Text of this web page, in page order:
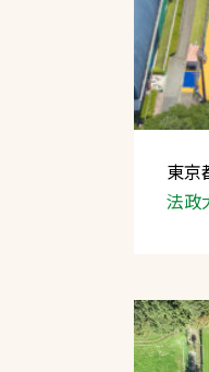
文
東京
法政